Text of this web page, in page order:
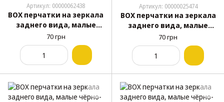
Артикул: 00000062438
BOX перчатки на зеркала
заднего вида, малые
зелёные "Adidas" - "Nike"
70 грн
Артикул: 00000025474
BOX перчатки на зеркала
заднего вида, малые
синие "Nike" - "Adidas"
70 грн